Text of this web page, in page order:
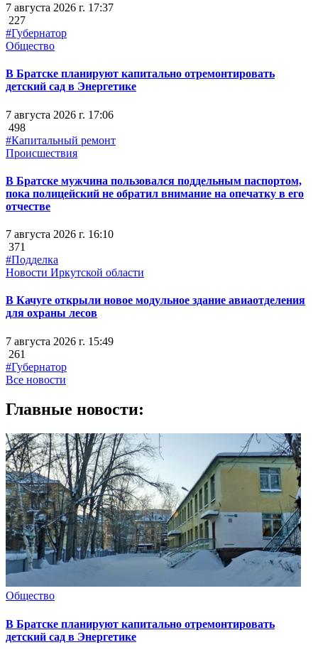
7 августа 2026 г. 17:37
227
#Губернатор
Общество
В Братске планируют капитально отремонтировать
детский сад в Энергетике
7 августа 2026 г. 17:06
498
#Капитальный ремонт
Происшествия
В Братске мужчина пользовался поддельным паспортом,
пока полицейский не обратил внимание на опечатку в его
отчестве
7 августа 2026 г. 16:10
371
#Подделка
Новости Иркутской области
В Качуге открыли новое модульное здание авиаотделения
для охраны лесов
7 августа 2026 г. 15:49
261
#Губернатор
Все новости
Главные новости:
Общество
В Братске планируют капитально отремонтировать
детский сад в Энергетике